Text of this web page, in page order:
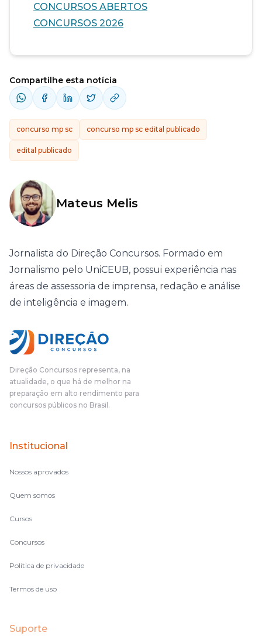
CONCURSOS ABERTOS
CONCURSOS 2026
Compartilhe esta notícia
concurso mp sc concurso mp sc edital publicado
edital publicado
Mateus Melis
Jornalista do Direção Concursos. Formado em
Jornalismo pelo UniCEUB, possui experiência nas
áreas de assessoria de imprensa, redação e análise
de inteligência e imagem.
Direção Concursos representa, na
atualidade, o que há de melhor na
preparação em alto rendimento para
concursos públicos no Brasil.
Institucional
Nossos aprovados
Quem somos
Cursos
Concursos
Política de privacidade
Termos de uso
Suporte